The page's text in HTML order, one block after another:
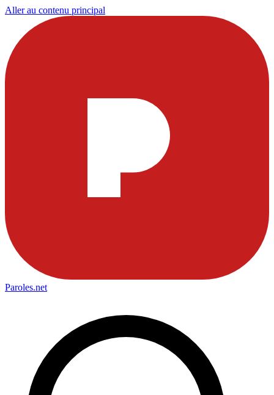
Aller au contenu principal
Paroles.net